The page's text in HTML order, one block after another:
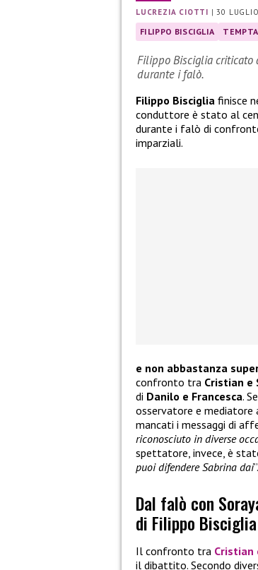
LUCREZIA CIOTTI |30
FILIPPO BISCIGLIA
Filippo Bisciglia
durante i falò.
Filippo Bisciglia finisce
conduttore è stato al
durante i falò di
imparziali.
e non abbastanza
confronto tra Cristian e
di Danilo e Francesca.
osservatore e mediatore
mancati i messaggi di
riconosciuto in diverse
spettatore, invece, è
puoi difendere Sabrina dai”.
Dal falò con
di Filippo Bisciglia
Il confronto tra Cristian
il dibattito. Secondo